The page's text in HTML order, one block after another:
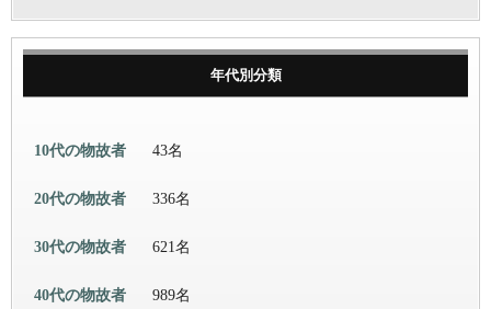
年代別分類
10代の物故者 43名
20代の物故者 336名
30代の物故者 621名
40代の物故者 989名